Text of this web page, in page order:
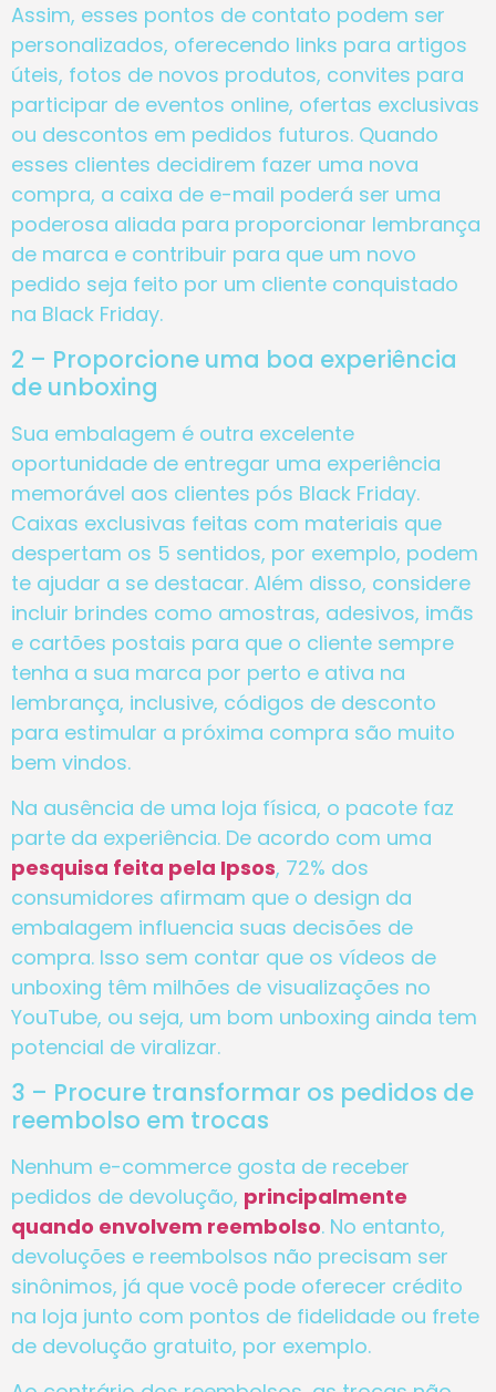
Assim, esses pontos de contato podem ser
personalizados, oferecendo links para artigos
úteis, fotos de novos produtos, convites para
participar de eventos online, ofertas exclusivas
ou descontos em pedidos futuros. Quando
esses clientes decidirem fazer uma nova
compra, a caixa de e-mail poderá ser uma
poderosa aliada para proporcionar lembrança
de marca e contribuir para que um novo
pedido seja feito por um cliente conquistado
na Black Friday.
2 – Proporcione uma boa experiência
de unboxing
Sua embalagem é outra excelente
oportunidade de entregar uma experiência
memorável aos clientes pós Black Friday.
Caixas exclusivas feitas com materiais que
despertam os 5 sentidos, por exemplo, podem
te ajudar a se destacar. Além disso, considere
incluir brindes como amostras, adesivos, imãs
e cartões postais para que o cliente sempre
tenha a sua marca por perto e ativa na
lembrança, inclusive, códigos de desconto
para estimular a próxima compra são muito
bem vindos.
Na ausência de uma loja física, o pacote faz
parte da experiência. De acordo com uma
pesquisa feita pela Ipsos, 72% dos
consumidores afirmam que o design da
embalagem influencia suas decisões de
compra. Isso sem contar que os vídeos de
unboxing têm milhões de visualizações no
YouTube, ou seja, um bom unboxing ainda tem
potencial de viralizar.
3 – Procure transformar os pedidos de
reembolso em trocas
Nenhum e-commerce gosta de receber
pedidos de devolução, principalmente
quando envolvem reembolso. No entanto,
devoluções e reembolsos não precisam ser
sinônimos, já que você pode oferecer crédito
na loja junto com pontos de fidelidade ou frete
de devolução gratuito, por exemplo.